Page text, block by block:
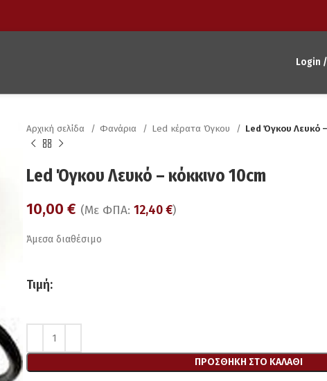
Login
Αρχική σελίδα Φανάρια Led κέρατα Όγκου Led Όγκου Λευκό
Led Όγκου Λευκό – κόκκινο 10cm
10,00 € (Με ΦΠΑ: 12,40€)
Άμεσα διαθέσιμο
Τιμή:
ΠΡΟΣΘΉΚΗ ΣΤΟ ΚΑΛΆΘΙ